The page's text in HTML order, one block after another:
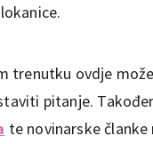
trenutku ovdje
pitanje.
te novinarske